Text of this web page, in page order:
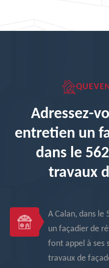
Adressez-
entretien un
dans le
travaux
A Calan, dans le
un façadier de
font appel à ses
travaux de